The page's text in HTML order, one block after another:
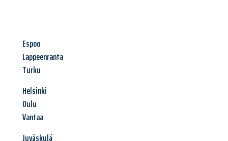
Espoo
Lappeenranta
Turku
Helsinki
Oulu
Vantaa
Jyväskylä